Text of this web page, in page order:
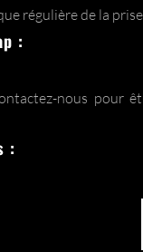
régulière de la prise
:
nous pour
: